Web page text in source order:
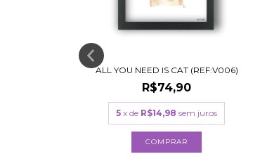
ALL YOU NEED IS CAT (REF:V006)
R$74,90
5 x de R$14,98 sem juros
COMPRAR